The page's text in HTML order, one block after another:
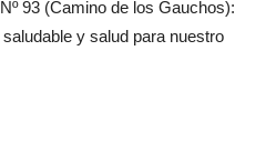
93 (Camino de los Gauchos):
y salud para nuestro